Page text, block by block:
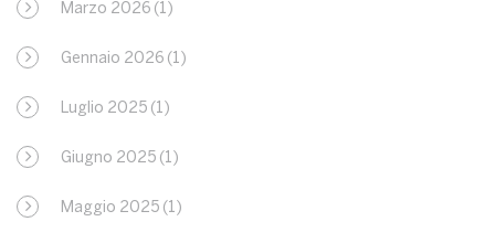
Marzo 2026 (1)
Gennaio 2026 (1)
Luglio 2025 (1)
Giugno 2025 (1)
Maggio 2025 (1)